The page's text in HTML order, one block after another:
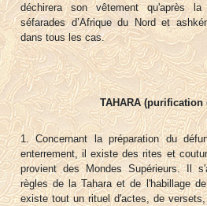
déchirera son vêtement qu'après
séfarades d’Afrique du Nord et
dans tous les cas.
TAHARA (purification
1. Concernant la préparation du
enterrement, il existe des rites et
provient des Mondes Supérieurs. Il
règles de la Tahara et de l'habillage
existe tout un rituel d'actes, de